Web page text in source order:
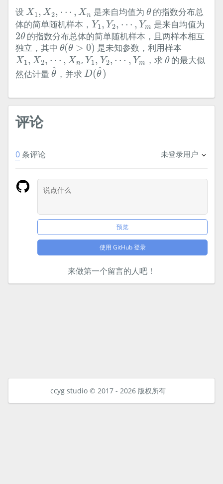
设 X1, X2, ⋯ , Xn
X1 X2 ⋯ , X 是来自均值为θ
θ的指数分布总
体的简单随机样本， Y1, Y2, ⋯ , Ym
Y1,Y2, ⋯,Ym
是来自均值为
2θ
2θ的指数分布总体的简单随机样本，且两样本相互
独立，其中 θ(θ > 0)
θ(θ>0) 是未知参数，利用样本
X1, X2, ⋯ , Xn
X1,X2, ⋯, n ,Y1, Y2, ⋯ , Ym
Y1 ,Y2,⋯,Y m ，求 θ
θ的最大似
然估计量 ^
θ
θ
，并求D(^
θ )
D(θ^)
评论
0条评论 未登录用户
预览
使用 GitHub 登录
来做第一个留言的人吧！
ccyg studio © 2017 - 2026 版权所有